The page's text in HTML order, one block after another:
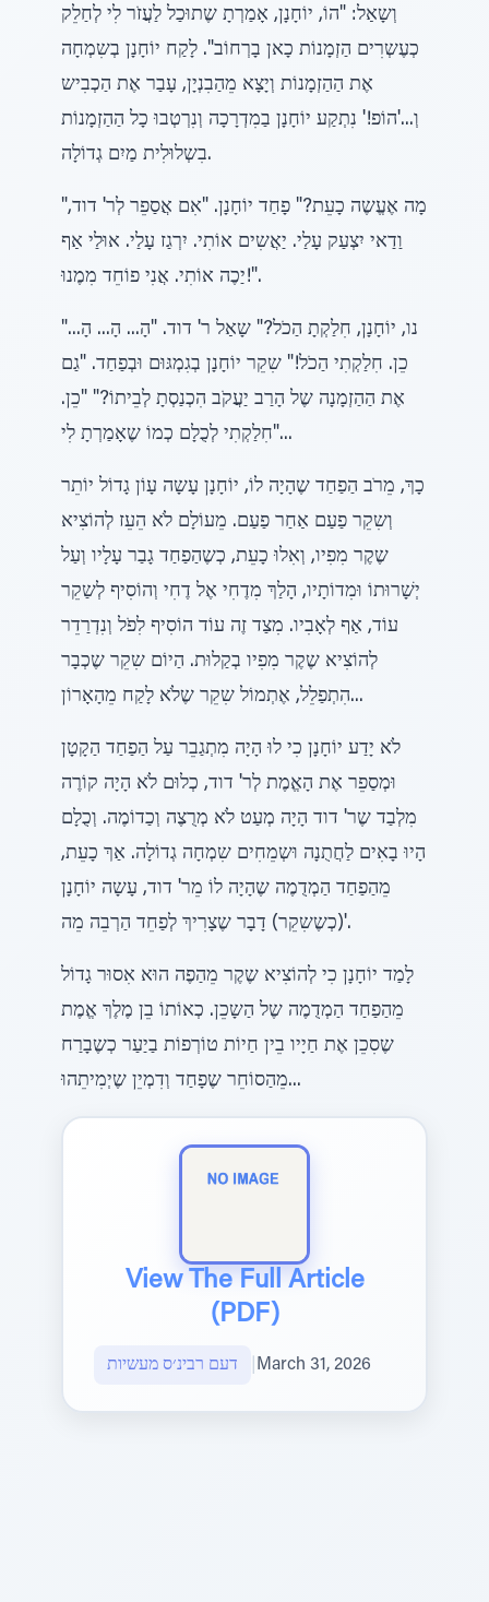
וְשָאַל: "הוֹ, יוֹחָנָן, אָמַרְתָ שֶתוּכַל לַעֲזֹר לִי לְחַלֵק
כְעֶשְרִים הַזְמָנוֹת כָאן בָרְחוֹב". לָקַח יוֹחָנָן בְשִמְחָה
אֶת הַהַזְמָנוֹת וְיָצָא מֵהַבִנְיָן, עָבַר אֶת הַכְבִיש
וְ...'הוֹפ!' נִתְקַע יוֹחָנָן בַמִדְרָכָה וְנִרְטְבוּ כָל הַהַזְמָנוֹת
בִשְלוּלִית מַיִם גְדוֹלָה.
"מָה אֶעֱשֶה כָעֵת?" פָחַד יוֹחָנָן. "אִם אֲסַפֵר לְר' דוד,
וַדַאי יִצְעַק עָלַי. יַאֲשִים אוֹתִי. יִרְגַז עָלַי. אוּלַי אַף
יַכֶה אוֹתִי. אֲנִי פוֹחֵד מִמֶנוּ!".
"נו, יוֹחָנָן, חִלַקְתָ הַכֹל?" שָאַל ר' דוד. "הָ... הָ... הָ...
כֵן. חִלַקְתִי הַכֹל!" שִקֵר יוֹחָנָן בְגִמְגּוּם וּבְפַחַד. "גַם
אֶת הַהַזְמָנָה שֶל הָרַב יַעֲקֹב הִכְנַסְתָ לְבֵיתוֹ?" "כֵן.
חִלַקְתִי לְכֻלָם כְמוֹ שֶאָמַרְתָ לִי"...
כָךְ, מֵרֹב הַפַחַד שֶהָיָה לוֹ, יוֹחָנָן עָשָה עָוֹן גָדוֹל יוֹתֵר
וְשִקֵר פַעַם אַחַר פַעַם. מֵעוֹלָם לֹא הֵעֵז לְהוֹצִיא
שֶקֶר מִפִיו, וְאִלוּ כָעֵת, כְשֶהַפַחַד גָבַר עָלָיו וְעַל
יְשָׁרוּתוֹ וּמִדוֹתָיו, הָלַךְ מִדֶחִי אֶל דֶחִי וְהוֹסִיף לְשַקֵר
עוֹד, אַף לְאָבִיו. מִצַד זֶה עוֹד הוֹסִיף לִפֹל וְנִדְרַדֵר
לְהוֹצִיא שֶקֶר מִפִיו בְקַלוּת. הַיוֹם שִקֵר שֶכְבָר
הִתְפַלֵל, אֶתְמוֹל שִקֵר שֶלֹא לָקַח מֵהָאָרוֹן...
לֹא יָדַע יוֹחָנָן כִי לוּ הָיָה מִתְגַבֵר עַל הַפַחַד הַקָטָן
וּמְסַפֵר אֶת הָאֱמֶת לְר' דוד, כְלוּם לֹא הָיָה קוֹרֶה
מִלְבַד שֶר' דוד הָיָה מְעַט לֹא מְרֻצֶה וְכַדוֹמֶה. וְכֻלָם
הָיוּ בָאִים לַחֲתֻנָה וּשְמֵחִים שִמְחָה גְדוֹלָה. אַךְ כָעֵת,
מֵהַפַחַד הַמְדֻמֶה שֶהָיָה לוֹ מֵר' דוד, עָשָה יוֹחָנָן
(כְשֶשִקֵר) דָבָר שֶצָרִיךְ לְפַחֵד הַרְבֵה מֵה'.
לָמַד יוֹחָנָן כִי לְהוֹצִיא שֶקֶר מֵהַפֶה הוּא אִסוּר גָדוֹל
מֵהַפַחַד הַמְדֻמֶה שֶל הַשָכֵן. כְאוֹתוֹ בֵן מֶלֶךְ אֱמֶת
שֶסִכֵן אֶת חַיָיו בֵין חַיוֹת טוֹרְפוֹת בַיַעַר כְשֶבָרַח
מֵהַסוֹחֵר שֶפָחַד וְדִמְיֵן שֶיְמִיתֵהוּ...
View The Full Article
(PDF)
דעם רבינ׳ס מעשיות March 31, 2026